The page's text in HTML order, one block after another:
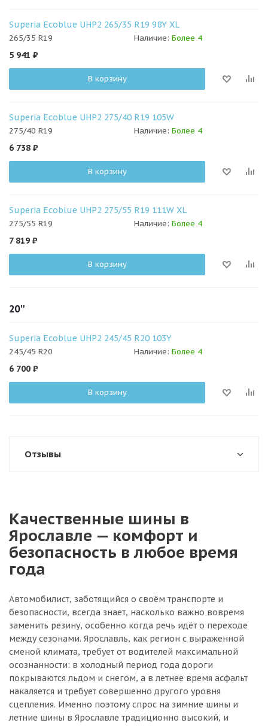
Superia Ecoblue UHP2 265/35 R19 98Y XL
265/35 R19 Наличие: Более 4
5 941 ₽
В корзину
Superia Ecoblue UHP2 275/40 R19 105W
275/40 R19 Наличие: Более 4
6 738 ₽
В корзину
Superia Ecoblue UHP2 275/55 R19 111W XL
275/55 R19 Наличие: Более 4
7 819 ₽
В корзину
20''
Superia Ecoblue UHP2 245/45 R20 103Y
245/45 R20 Наличие: Более 4
6 700 ₽
В корзину
Отзывы
Качественные шины в
Ярославле — комфорт и
безопасность в любое время
года
Автомобилист, заботящийся о своём транспорте и
безопасности, всегда знает, насколько важно вовремя
заменить резину, особенно когда речь идёт о переходе
между сезонами. Ярославль, как регион с выраженной
сменой климата, требует от водителей максимальной
осознанности: в холодный период года дороги
покрываются льдом и снегом, а в летнее время асфальт
накаляется и требует совершенно другого уровня
сцепления. Именно поэтому спрос на зимние шины и
летние шины в Ярославле традиционно высокий, и